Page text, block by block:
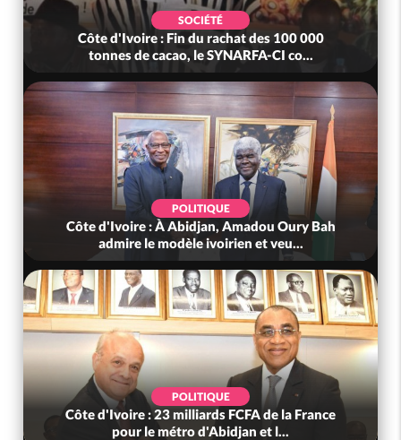
SOCIÉTÉ
Côte d'Ivoire : Fin du rachat des 100 000
tonnes de cacao, le SYNARFA-CI co...
POLITIQUE
Côte d'Ivoire : À Abidjan, Amadou Oury Bah
admire le modèle ivoirien et veu...
POLITIQUE
Côte d'Ivoire : 23 milliards FCFA de la France
pour le métro d'Abidjan et l...